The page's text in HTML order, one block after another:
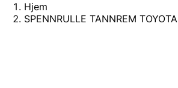
Hjem
SPENNRULLE TANNREM TOYOTA